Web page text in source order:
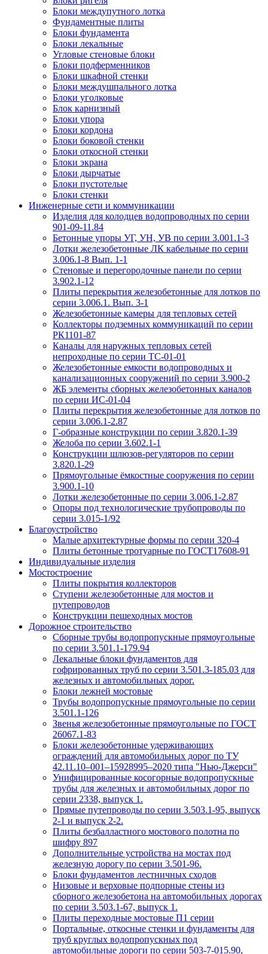
Блоки междупутного лотка
Фундаментные плиты
Блоки фундамента
Блоки лекальные
Угловые стеновые блоки
Блоки подферменников
Блоки шкафной стенки
Блоки междушпального лотка
Блоки уголковые
Блок карнизный
Блоки упора
Блоки кордона
Блоки боковой стенки
Блоки откосной стенки
Блоки экрана
Блоки дырчатые
Блоки пустотелые
Блоки стенки
Инженерные сети и коммуникации
Изделия для колодцев водопроводных по серии
901-09-11.84
Бетонные упоры УГ, УН, УВ по серии 3.001.1-3
Лотки железобетонные ЛК кабельные по серии
3.006.1-8 Вып. 1-1
Стеновые и перегородочные панели по серии
3.902.1-12
Плиты перекрытия железобетонные для лотков по
серии 3.006.1. Вып. 3-1
Железобетонные камеры для тепловых сетей
Коллекторы подземных коммуникаций по серии
РК1101-87
Каналы для наружных тепловых сетей
непроходные по серии ТС-01-01
Железобетонные емкости водопроводных и
канализационных сооружений по серии 3.900-2
ЖБ элементы сборных железобетонных каналов
по серии ИС-01-04
Плиты перекрытия железобетонные для лотков по
серии 3.006.1-2.87
Г-образные конструкции по серии 3.820.1-39
Желоба по серии 3.602.1-1
Конструкции шлюзов-регуляторов по серии
3.820.1-29
Прямоугольные ёмкостные сооружения по серии
3.900.1-10
Лотки железобетонные по серии 3.006.1-2.87
Опоры под технологические трубопроводы по
серии 3.015-1/92
Благоустройство
Малые архитектурные формы по серии 320-4
Плиты бетонные тротуарные по ГОСТ17608-91
Индивидуальные изделия
Мостостроение
Плиты покрытия коллекторов
Ступени железобетонные для мостов и
путепроводов
Конструкции пешеходных мостов
Дорожное строительство
Сборные трубы водопропускные прямоугольные
по серии 3.501.1-179.94
Лекальные блоки фундаментов для
гофрированных труб по серии 3.501.3-185.03 для
железных и автомобильных дорог.
Блоки лежней мостовые
Трубы водопропускные прямоугольные по серии
3.501.1-126
Звенья железобетонные прямоугольные по ГОСТ
26067.1-83
Блоки железобетонные удерживающих
ограждений для автомобильных дорог по ТУ
42.11.10–001–15928995–2020 типа "Нью-Джерси"
Унифицированные косогорные водопропускные
трубы для железных и автомобильных дорог по
серии 2338, выпуск 1.
Прямые путепроводы по серии 3.503.1-95, выпуск
2-1 и выпуск 2-2.
Плиты безбалластного мостового полотна по
шифру 897
Дополнительные устройства на мостах под
железную дорогу по серии 3.501-96.
Блоки фундаментов лестничных сходов
Низовые и верховые подпорные стены из
сборного железобетона на автомобильных дорогах
по серии 3.503.1-67, выпуск 1.
Плиты переходные мостовые П1 серии
Портальные, откосные стенки и фундаменты для
труб круглых водопропускных под
автомобильные дороги по серии 503-7-015.90,